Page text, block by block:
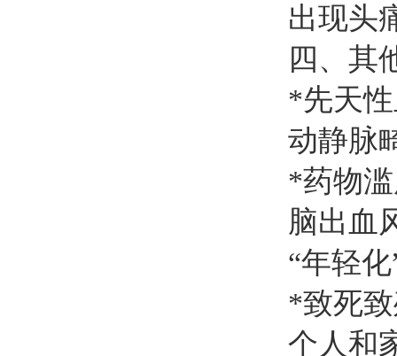
出现头
四、其
*先天
动静脉
*药物
脑出血
“年轻
*致死
个人和